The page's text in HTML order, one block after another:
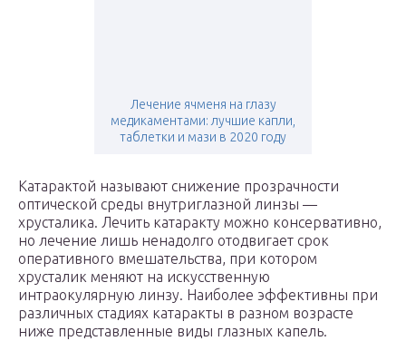
Лечение ячменя на глазу
медикаментами: лучшие капли,
таблетки и мази в 2020 году
Катарактой называют снижение прозрачности
оптической среды внутриглазной линзы —
хрусталика. Лечить катаракту можно консервативно,
но лечение лишь ненадолго отодвигает срок
оперативного вмешательства, при котором
хрусталик меняют на искусственную
интраокулярную линзу. Наиболее эффективны при
различных стадиях катаракты в разном возрасте
ниже представленные виды глазных капель.